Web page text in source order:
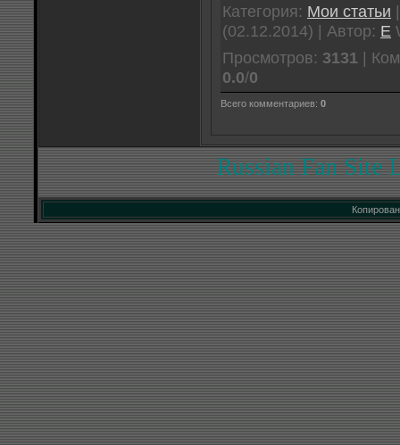
Категория: Мои статьи
(02.12.2014) | Автор: E
Просмотров: 3131 |
0.0/0
Всего комментариев: 0
Russian Fan Site